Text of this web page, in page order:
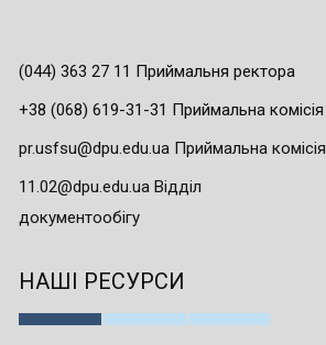
(044) 363 27 11 Приймальня ректора
+38 (068) 619-31-31 Приймальна комісія
pr.usfsu@dpu.edu.ua Приймальна комісія
11.02@dpu.edu.ua Відділ
документообігу
НАШІ РЕСУРСИ